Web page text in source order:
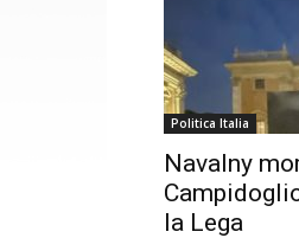
Politica Italia
Navalny
la Lega